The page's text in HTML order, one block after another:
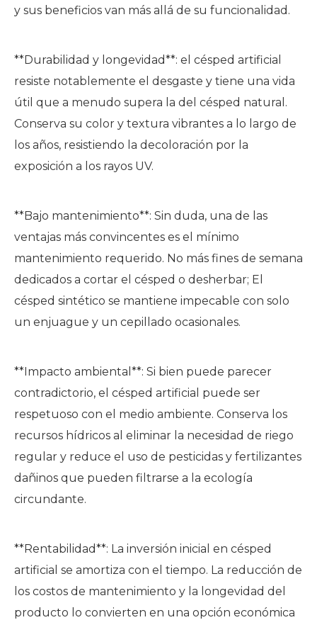
y sus beneficios van más allá de su funcionalidad.
**Durabilidad y longevidad**: el césped artificial
resiste notablemente el desgaste y tiene una vida
útil que a menudo supera la del césped natural.
Conserva su color y textura vibrantes a lo largo de
los años, resistiendo la decoloración por la
exposición a los rayos UV.
**Bajo mantenimiento**: Sin duda, una de las
ventajas más convincentes es el mínimo
mantenimiento requerido. No más fines de semana
dedicados a cortar el césped o desherbar; El
césped sintético se mantiene impecable con solo
un enjuague y un cepillado ocasionales.
**Impacto ambiental**: Si bien puede parecer
contradictorio, el césped artificial puede ser
respetuoso con el medio ambiente. Conserva los
recursos hídricos al eliminar la necesidad de riego
regular y reduce el uso de pesticidas y fertilizantes
dañinos que pueden filtrarse a la ecología
circundante.
**Rentabilidad**: La inversión inicial en césped
artificial se amortiza con el tiempo. La reducción de
los costos de mantenimiento y la longevidad del
producto lo convierten en una opción económica